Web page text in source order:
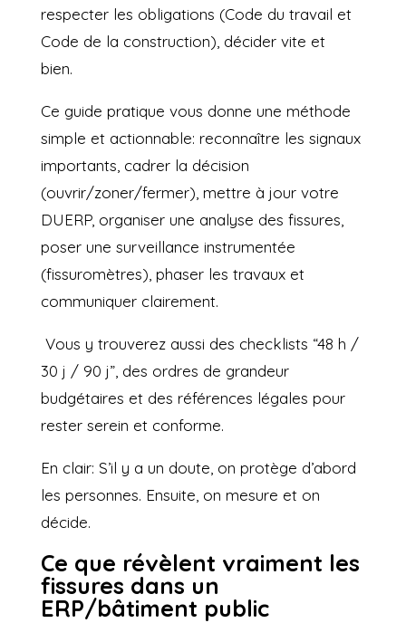
respecter les obligations (Code du travail et
Code de la construction), décider vite et
bien.
Ce guide pratique vous donne une méthode
simple et actionnable: reconnaître les signaux
importants, cadrer la décision
(ouvrir/zoner/fermer), mettre à jour votre
DUERP, organiser une analyse des fissures,
poser une surveillance instrumentée
(fissuromètres), phaser les travaux et
communiquer clairement.
Vous y trouverez aussi des checklists “48 h /
30 j / 90 j”, des ordres de grandeur
budgétaires et des références légales pour
rester serein et conforme.
En clair: S’il y a un doute, on protège d’abord
les personnes. Ensuite, on mesure et on
décide.
Ce que révèlent vraiment les
fissures dans un
ERP/bâtiment public